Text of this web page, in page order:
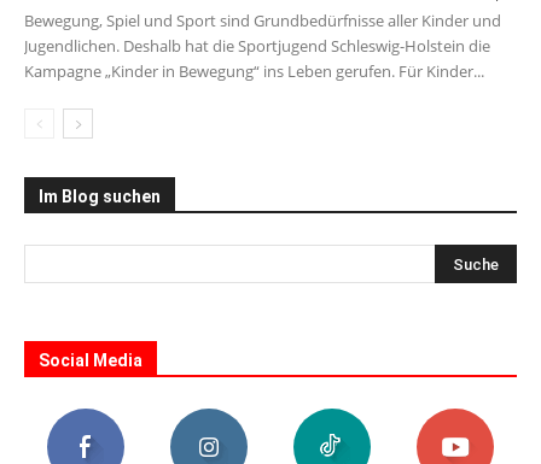
Bewegung, Spiel und Sport sind Grundbedürfnisse aller Kinder und
Jugendlichen. Deshalb hat die Sportjugend Schleswig-Holstein die
Kampagne „Kinder in Bewegung“ ins Leben gerufen. Für Kinder...
Im Blog suchen
Social Media